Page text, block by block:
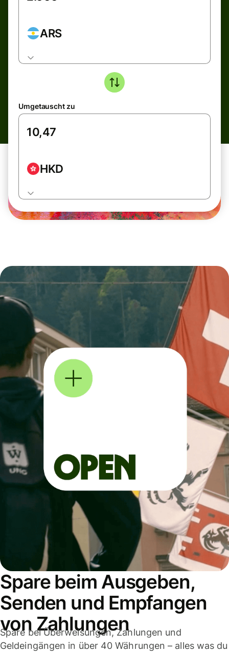
ARS
Umgetauscht zu
HKD
Spare beim Ausgeben,
Senden und Empfangen
von Zahlungen
Spare bei Überweisungen, Zahlungen und
Geldeingängen in über 40 Währungen – alles was du